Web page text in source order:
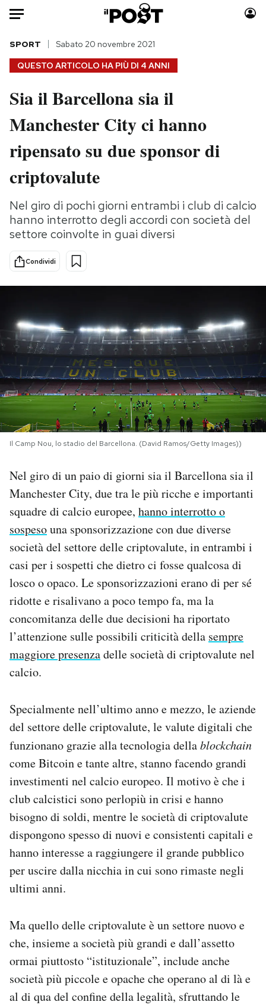
Auto
HOME
Italia
Politica
Tecnologia
Scienza
Cultura
Economia
Sport
Moda
Consumismi
Storie/Idee
Europa
Altrecose
Mondiali calcio 2026
NEWSLETTER
I MIEI PREFERITI
SHOP
CALENDARIO
AREA PERSONALE
Area Personale
Newsletter
Notifiche mobile
Hai bisogno di aiuto?
Esci
QUESTO ARTICOLO HA PIÙ DI 4 ANNI
SPORT Sabato 20 novembre 2021
Sia il Barcellona sia il
Manchester City ci hanno
ripensato su due sponsor di
criptovalute
Nel giro di pochi giorni entrambi i club di calcio
hanno interrotto degli accordi con società del
settore coinvolte in guai diversi
Condividi
Il Camp Nou, lo stadio del Barcellona. (David Ramos/Getty Images))
Nel giro di un paio di giorni sia il Barcellona sia il
Manchester City, due tra le più ricche e importanti
squadre di calcio europee, hanno interrotto o
sospesouna sponsorizzazione con due diverse
società del settore delle criptovalute, in entrambi i
casi per i sospetti che dietro ci fosse qualcosa di
losco o opaco. Le sponsorizzazioni erano di per sé
ridotte e risalivano a poco tempo fa, ma la
concomitanza delle due decisioni ha riportato
l’attenzione sulle possibili criticità della sempre
maggiore presenzadelle società di criptovalute nel
calcio.
Specialmente nell’ultimo anno e mezzo, le aziende
del settore delle criptovalute, le valute digitali che
funzionano grazie alla tecnologia dellablockchain
come Bitcoin e tante altre, stanno facendo grandi
investimenti nel calcio europeo. Il motivo è che i
club calcistici sono perlopiù in crisi e hanno
bisogno di soldi, mentre le società di criptovalute
dispongono spesso di nuovi e consistenti capitali e
hanno interesse a raggiungere il grande pubblico
per uscire dalla nicchia in cui sono rimaste negli
ultimi anni.
Ma quello delle criptovalute è un settore nuovo e
che, insieme a società più grandi e dall’assetto
ormai piuttosto “istituzionale”, include anche
società più piccole e opache che operano al di là e
al di qua del confine della legalità, sfruttando le